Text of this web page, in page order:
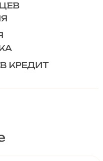
КРЕДИТ